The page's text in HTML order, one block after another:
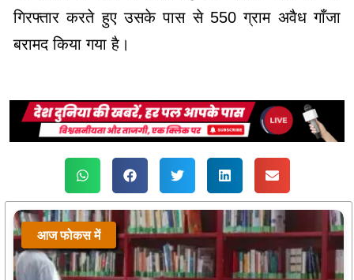
गिरफ्तार करते हुए उसके पास से 550 ग्राम अवैध गाँजा
बरामद किया गया है।
आज फोकस में
आज फोकस में